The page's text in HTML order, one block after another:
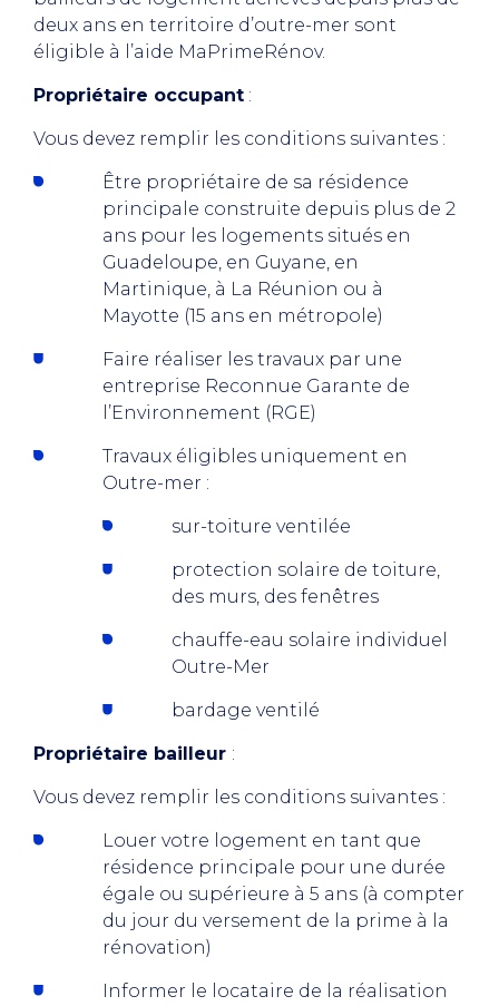
deux ans en territoire d’outre-mer sont
éligible à l’aide MaPrimeRénov.
Propriétaire occupant :
Vous devez remplir les conditions suivantes :​​​​
Être propriétaire de sa résidence
principale construite depuis plus de 2
ans pour les logements situés en
Guadeloupe, en Guyane, en
Martinique, à La Réunion ou à
Mayotte (15 ans en métropole)
Faire réaliser les travaux par une
entreprise Reconnue Garante de
l’Environnement (RGE)
Travaux éligibles uniquement en
Outre-mer :
sur-toiture ventilée
protection solaire de toiture,
des murs, des fenêtres
chauffe-eau solaire individuel
Outre-Mer
bardage ventilé
Propriétaire bailleur :
Vous devez remplir les conditions suivantes :
Louer votre logement en tant que
résidence principale pour une durée
égale ou supérieure à 5 ans (à compter
du jour du versement de la prime à la
rénovation)
Informer le locataire de la réalisation